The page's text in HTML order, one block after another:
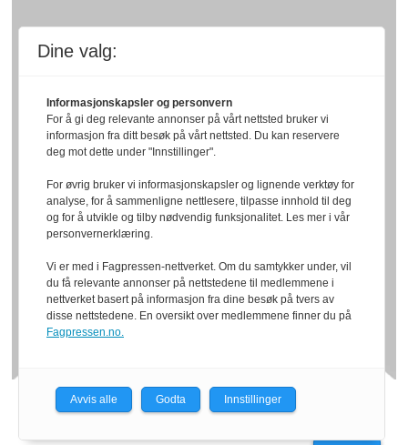
Dine valg:
Informasjonskapsler og personvern
For å gi deg relevante annonser på vårt nettsted bruker vi
informasjon fra ditt besøk på vårt nettsted. Du kan reservere
deg mot dette under "Innstillinger".
For øvrig bruker vi informasjonskapsler og lignende verktøy for
analyse, for å sammenligne nettlesere, tilpasse innhold til deg
og for å utvikle og tilby nødvendig funksjonalitet. Les mer i vår
personvernerklæring.
Vi er med i Fagpressen-nettverket. Om du samtykker under, vil
du få relevante annonser på nettstedene til medlemmene i
nettverket basert på informasjon fra dine besøk på tvers av
disse nettstedene. En oversikt over medlemmene finner du på
Fagpressen.no.
Avvis alle Godta Innstillinger